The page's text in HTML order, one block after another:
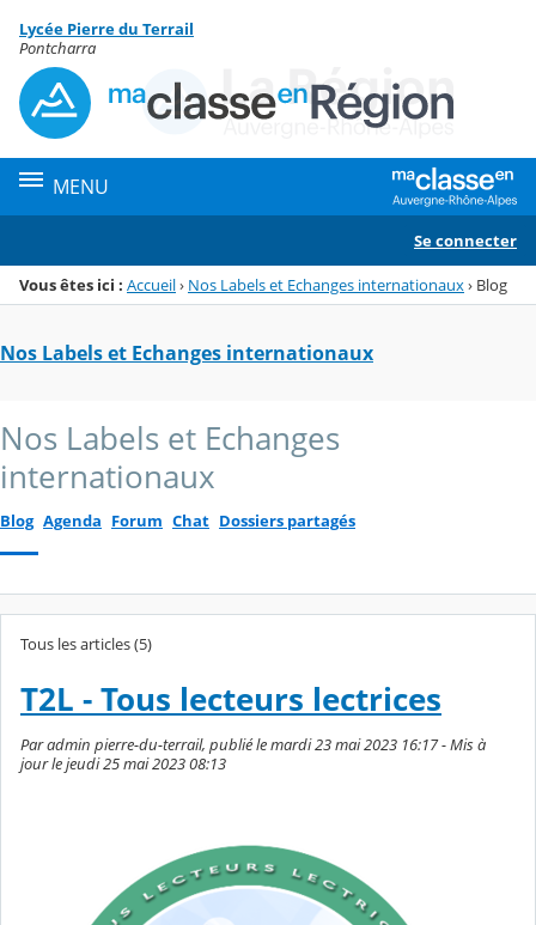
Menu de la rubrique
Contenu
Lycée Pierre du Terrail
Pontcharra
MENU
Se connecter
Vous êtes ici : Accueil› Nos Labels et Echanges internationaux› Blog
Nos Labels et Echanges internationaux
Nos Labels et Echanges
internationaux
Blog Agenda Forum Chat Dossiers partagés
Tous les articles (5)
T2L - Tous lecteurs lectrices
Par admin pierre-du-terrail, publié le mardi 23 mai 2023 16:17 - Mis à
jour le jeudi 25 mai 2023 08:13